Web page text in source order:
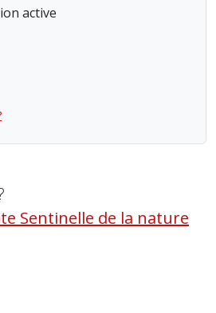
active
Sentinelle de la nature